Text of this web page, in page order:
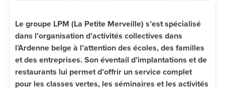
Le groupe LPM (La Petite Merveille) s’est spécialisé
dans l’organisation d’activités collectives dans
l’Ardenne belge à l’attention des écoles, des familles
et des entreprises. Son éventail d’implantations et de
restaurants lui permet d’offrir un service complet
pour les classes vertes, les séminaires et les activités